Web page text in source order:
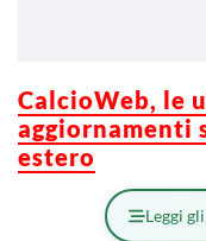
CalcioWeb, le
aggiornamenti
estero
Leggi